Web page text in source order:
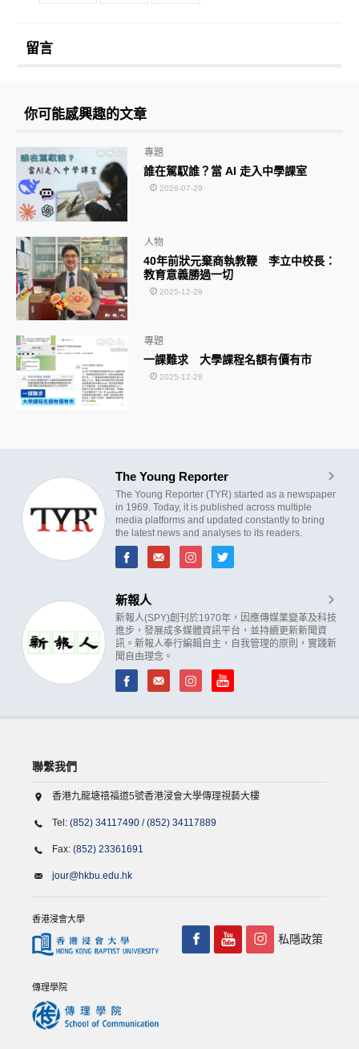
留言
你可能感興趣的文章
誰在駕馭誰？當 AI 走入中學課室
專題
2026-07-29
40年前狀元棄商執教鞭 李立中校長：
教育意義勝過一切
人物
2025-12-29
一課難求 大學課程名額有價有市
專題
2025-12-28
The Young Reporter
The Young Reporter (TYR) started as a newspaper
in 1969. Today, it is published across multiple
media platforms and updated constantly to bring
the latest news and analyses to its readers.
新報人
新報人(SPY)創刊於1970年，因應傳媒業變革及科技
進步，發展成多媒體資訊平台，並持續更新新聞資
訊。新報人奉行編輯自主，自我管理的原則，實踐新
聞自由理念。
聯繫我們
香港九龍塘禧福道5號香港浸會大學傳理視藝大樓
Tel: (852) 34117490 /(852) 34117889
Fax: (852) 23361691
jour@hkbu.edu.hk
香港浸會大學
傳理學院
私隱政策